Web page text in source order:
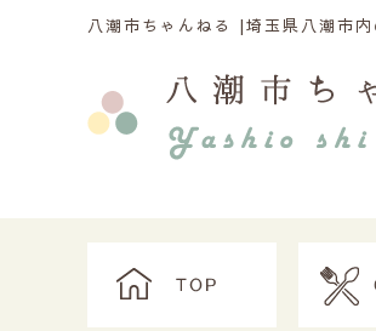
八潮市ちゃんねる |埼玉県八潮市